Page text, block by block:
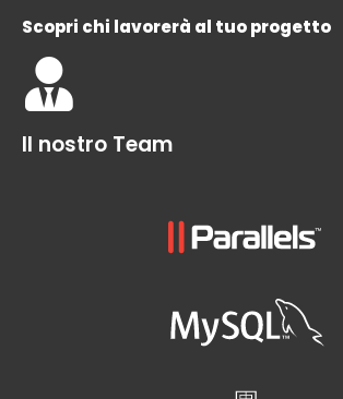
Scopri chi lavorerà al tuo progetto
Il nostro Team